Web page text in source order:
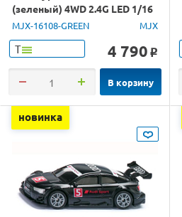
(зеленый) 4WD 2.4G LED 1/16
RTR
MJX-16108-GREEN MJX
Т 4 790 o
В корзину
новинка